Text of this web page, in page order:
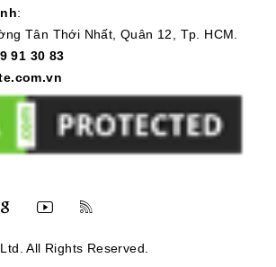
:
Tân Thới Nhất, Quân 12, Tp. HCM.
91 30 83
All Rights Reserved.